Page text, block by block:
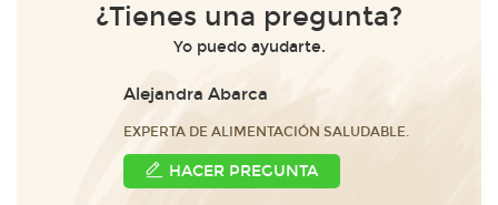
¿Tienes una pregunta?
Yo puedo ayudarte.
Alejandra Abarca
EXPERTA DE ALIMENTACIÓN SALUDABLE.
HACER PREGUNTA